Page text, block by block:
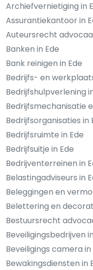
Archiefvernietiging in
Assurantiekantoor in
Auteursrecht
Banken in Ede
Bank reinigen in Ede
Bedrijfs- en
Bedrijfshulpverlening
Bedrijfsmechanisatie
Bedrijfsorganisaties in
Bedrijfsruimte in Ede
Bedrijfsuitje in Ede
Bedrijventerreinen in
Belastingadviseurs in
Beleggingen en
Belettering en
Bestuursrecht
Beveiligingsbedrijven
Beveiligings camera in
Bewakingsdiensten in